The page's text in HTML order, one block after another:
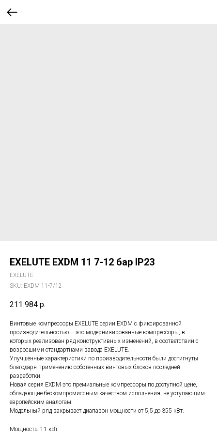
EXELUTE EXDM 11 7-12 бар IP23
EXELUTE
SKU: EXDM 11-7/12
211 984 р.
Винтовые компрессоры EXELUTE серии EXDM с фиксированной
производительностью – это модернизированные компрессоры, в
которых реализован ряд конструктивных изменений, в соответствии с
возросшими стандартнами завода EXELUTE.
Улучшенные характеристики по производительности были достигнуты
благодаря применению собстенных винтовых блоков последней
разработки.
Новая серия EXDM это премиальные компрессоры по доступной цене,
обладающие бескомпромиссным качеством исполнения, не уступающим
европейским аналогам.
Модельный ряд закрывает диапазон мощности от 5,5 до 355 кВт.
Мощность: 11 кВт